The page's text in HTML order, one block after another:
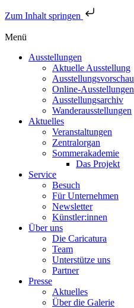
Zum Inhalt springen
Menü
Ausstellungen
Aktuelle Ausstellung
Ausstellungsvorschau
Online-Ausstellungen
Ausstellungsarchiv
Wanderausstellungen
Aktuelles
Veranstaltungen
Zentralorgan
Sommerakademie
Das Projekt
Service
Besuch
Für Unternehmen
Newsletter
Künstler:innen
Über uns
Die Caricatura
Team
Unterstütze uns
Partner
Presse
Aktuelles
Über die Galerie